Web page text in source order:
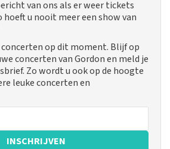
van ons als er weer tickets
hoeft u nooit meer een show van
concerten op dit moment. Blijf op
concerten van Gordon en meld je
Zo wordt u ook op de hoogte
leuke concerten en
INSCHRIJVEN